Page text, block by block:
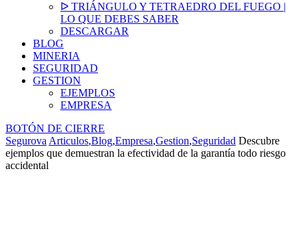
ᐅ TRIÁNGULO Y TETRAEDRO DEL FUEGO |
LO QUE DEBES SABER
DESCARGAR
BLOG
MINERIA
SEGURIDAD
GESTION
EJEMPLOS
EMPRESA
BOTÓN DE CIERRE
Segurova Articulos,Blog,Empresa,Gestion,Seguridad Descubre
ejemplos que demuestran la efectividad de la garantía todo riesgo
accidental